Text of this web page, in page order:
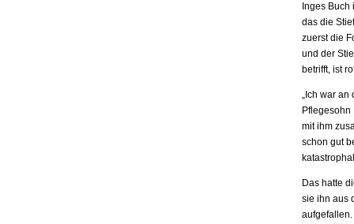
Inges
das die
zuerst die
und der
betrifft, ist
„Ich war
Pflegesohn
mit ihm
schon gut
Das hatte
sie ihn aus